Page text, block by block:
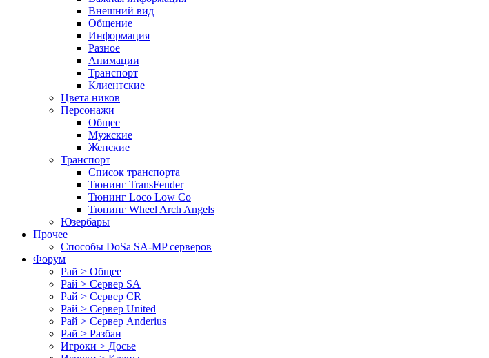
Внешний вид
Общение
Информация
Разное
Анимации
Транспорт
Клиентские
Цвета ников
Персонажи
Общее
Мужские
Женские
Транспорт
Список транспорта
Тюнинг TransFender
Тюнинг Loco Low Co
Тюнинг Wheel Arch Angels
Юзербары
Прочее
Cпособы DoSа SA-MP серверов
Форум
Рай > Общее
Рай > Сервер SA
Рай > Сервер CR
Рай > Сервер United
Рай > Сервер Anderius
Рай > Разбан
Игроки > Досье